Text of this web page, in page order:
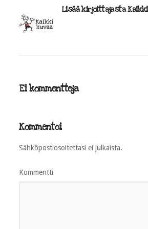
Lisää kirjoittajasta
Ei kommentteja
Kommentoi
Sähköpostiosoitettasi ei julkaista.
Kommentti